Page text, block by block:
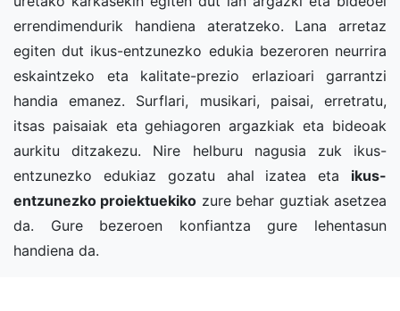
errendimendurik handiena ateratzeko. Lana arretaz
egiten dut ikus-entzunezko edukia bezeroren neurrira
eskaintzeko eta kalitate-prezio erlazioari garrantzi
handia emanez. Surflari, musikari, paisai, erretratu,
itsas paisaiak eta gehiagoren argazkiak eta bideoak
aurkitu ditzakezu. Nire helburu nagusia zuk ikus-
entzunezko edukiaz gozatu ahal izatea eta ikus-
entzunezko proiektuekiko zure behar guztiak asetzea
da. Gure bezeroen konfiantza gure lehentasun
handiena da.